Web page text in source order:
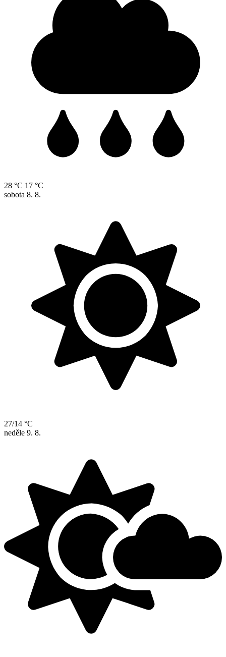
28 °C 17 °C
sobota 8. 8.
27/14 °C
neděle 9. 8.